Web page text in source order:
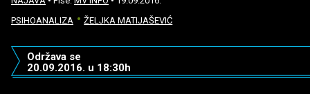
PSIHOANALIZA
ŽELJKA MATIJAŠEVIĆ
Održava se
20.09.2016. u 18:30h